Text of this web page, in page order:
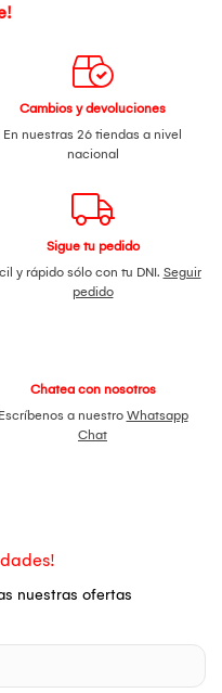
Cambios y devoluciones
En nuestras 26 tiendas a nivel
nacional
Sigue tu pedido
y rápido sólo con tu DNI. Seguir
pedido
Chatea con nosotros
Escríbenos a nuestro Whatsapp
Chat
nuestras ofertas